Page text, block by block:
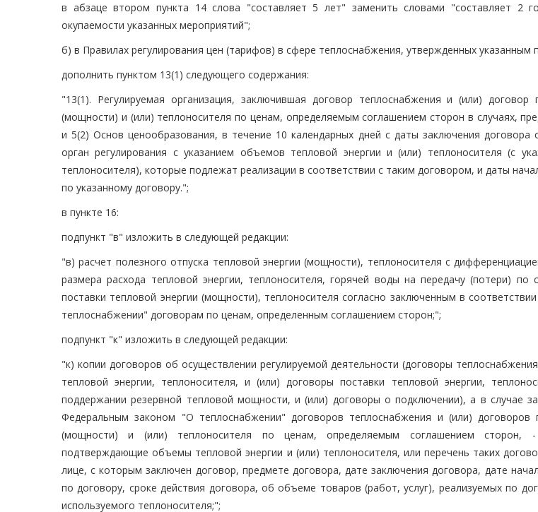
в абзаце втором пункта 14 слова "составляет 5 лет" заменить словами "составляет 2
окупаемости указанных мероприятий";
б) в Правилах регулирования цен (тарифов) в сфере теплоснабжения, утвержденных указанным
дополнить пунктом 13(1) следующего содержания:
"13(1). Регулируемая организация, заключившая договор теплоснабжения и (или) договор
(мощности) и (или) теплоносителя по ценам, определяемым соглашением сторон в случаях,
и 5(2) Основ ценообразования, в течение 10 календарных дней с даты заключения договора
орган регулирования с указанием объемов тепловой энергии и (или) теплоносителя (с
теплоносителя), которые подлежат реализации в соответствии с таким договором, и даты
по указанному договору.";
в пункте 16:
подпункт "в" изложить в следующей редакции:
"в) расчет полезного отпуска тепловой энергии (мощности), теплоносителя с
размера расхода тепловой энергии, теплоносителя, горячей воды на передачу (потери)
поставки тепловой энергии (мощности), теплоносителя согласно заключенным в
теплоснабжении" договорам по ценам, определенным соглашением сторон;";
подпункт "к" изложить в следующей редакции:
"к) копии договоров об осуществлении регулируемой деятельности (договоры
тепловой энергии, теплоносителя, и (или) договоры поставки тепловой энергии,
поддержании резервной тепловой мощности, и (или) договоры о подключении), а в случае
Федеральным законом "О теплоснабжении" договоров теплоснабжения и (или) договоров
(мощности) и (или) теплоносителя по ценам, определяемым соглашением сторон,
подтверждающие объемы тепловой энергии и (или) теплоносителя, или перечень таких
лице, с которым заключен договор, предмете договора, дате заключения договора, дате
по договору, сроке действия договора, об объеме товаров (работ, услуг), реализуемых по
используемого теплоносителя;";